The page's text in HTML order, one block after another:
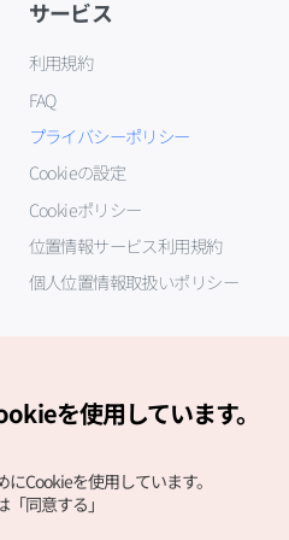
サービス
利用規約
FAQ
プライバシーポリシー
Cookieの設定
Cookieポリシー
位置情報サービス利用規約
個人位置情報取扱いポリシー
を使用しています。
Cookieを使用しています。
同意する」